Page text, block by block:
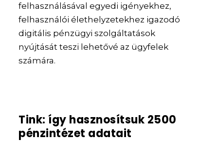
felhasználásával egyedi igényekhez,
felhasználói élethelyzetekhez igazodó
digitális pénzügyi szolgáltatások
nyújtását teszi lehetővé az ügyfelek
számára.
Tink: így hasznosítsuk 2500
pénzintézet adatait